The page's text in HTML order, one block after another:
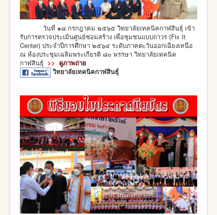
วันที่ ๑๘ กรกฎาคม ๒๕๖๕ วิทยาลัยเทคนิคกาฬสินธุ์ เข้า
รับการตรวจประเมินศูนย์ซ่อมสร้าง เพื่อชุมชนแบบถาวร (Fix It
Center) ประจำปีการศึกษา ๒๕๖๔ ระดับภาคตะวันออกเฉียงเหนือ
ณ ห้องประชุมเฉลิมพระเกียรติ ๘๐ พรรษา วิทยาลัยเทคนิค
กาฬสินธุ์ >> ดูภาพถ่าย
วิทยาลัยเทคนิคกาฬสินธุ์